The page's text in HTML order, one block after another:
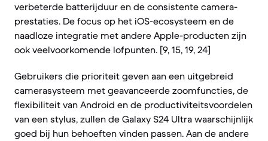
verbeterde batterijduur en de consistente camera-
prestaties. De focus op het iOS-ecosysteem en de
naadloze integratie met andere Apple-producten zijn
ook veelvoorkomende lofpunten. [9, 15, 19, 24]
Gebruikers die prioriteit geven aan een uitgebreid
camerasysteem met geavanceerde zoomfuncties, de
flexibiliteit van Android en de productiviteitsvoordelen
van een stylus, zullen de Galaxy S24 Ultra waarschijnlijk
goed bij hun behoeften vinden passen. Aan de andere